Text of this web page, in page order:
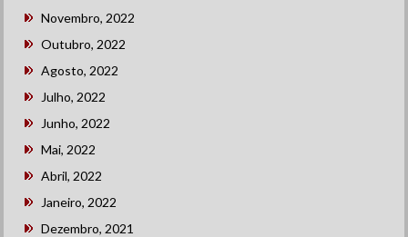
Novembro, 2022
Outubro, 2022
Agosto, 2022
Julho, 2022
Junho, 2022
Mai, 2022
Abril, 2022
Janeiro, 2022
Dezembro, 2021